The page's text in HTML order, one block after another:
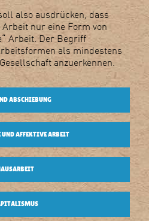
also ausdrücken, dass
nur eine Form von
Arbeit. Der Begriff
als mindestens
anzuerkennen.
ABSCHIEBUNG
AFFEKTIVE ARBEIT